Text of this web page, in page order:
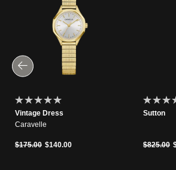
Vintage Dress
Caravelle
Precio reducido de
$175.00a$140.00
Sutton
Precio
$825.00a